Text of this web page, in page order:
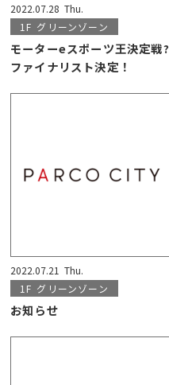
2022.07.28 Thu.
1F グリーンゾーン
モーターeスポーツ王決定戦?
ファイナリスト決定！
2022.07.21 Thu.
1F グリーンゾーン
お知らせ